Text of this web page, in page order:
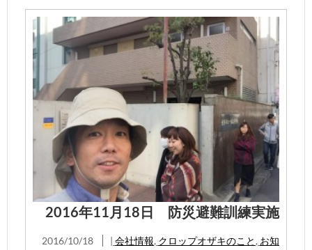
2016年11月18日 防災避難訓練実施
2016/10/18 | 会社情報, クロップオザキのこと , お知